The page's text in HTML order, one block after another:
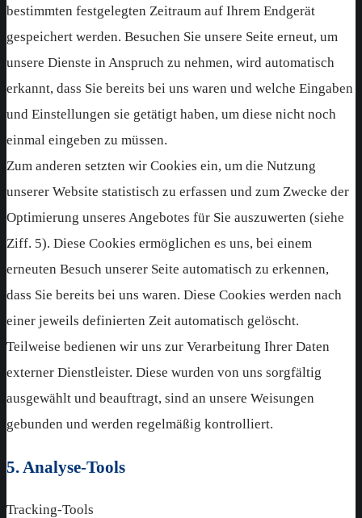
bestimmten festgelegten Zeitraum auf Ihrem Endgerät
gespeichert werden. Besuchen Sie unsere Seite erneut, um
unsere Dienste in Anspruch zu nehmen, wird automatisch
erkannt, dass Sie bereits bei uns waren und welche Eingaben
und Einstellungen sie getätigt haben, um diese nicht noch
einmal eingeben zu müssen.
Zum anderen setzten wir Cookies ein, um die Nutzung
unserer Website statistisch zu erfassen und zum Zwecke der
Optimierung unseres Angebotes für Sie auszuwerten (siehe
Ziff. 5). Diese Cookies ermöglichen es uns, bei einem
erneuten Besuch unserer Seite automatisch zu erkennen,
dass Sie bereits bei uns waren. Diese Cookies werden nach
einer jeweils definierten Zeit automatisch gelöscht.
Teilweise bedienen wir uns zur Verarbeitung Ihrer Daten
externer Dienstleister. Diese wurden von uns sorgfältig
ausgewählt und beauftragt, sind an unsere Weisungen
gebunden und werden regelmäßig kontrolliert.
5. Analyse-Tools
Tracking-Tools